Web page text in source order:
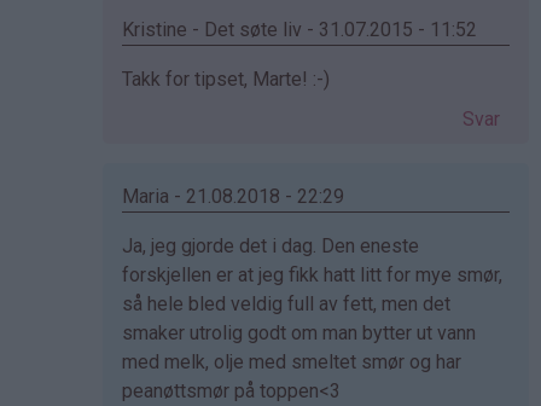
(ikkeKristine - Det søte liv - 31.07.2015 - 11:52
Som
marte
bekreftet)
Takk for tipset, Marte! :-)
Svar
Maria - 21.08.2018 - 22:29
Som
svar
på
av
marte
(ikke
Ja, jeg gjorde det i dag. Den eneste
forskjellen er at jeg fikk hatt litt for mye smør,
så hele bled veldig full av fett, men det
smaker utrolig godt om man bytter ut vann
med melk, olje med smeltet smør og har
peanøttsmør på toppen<3